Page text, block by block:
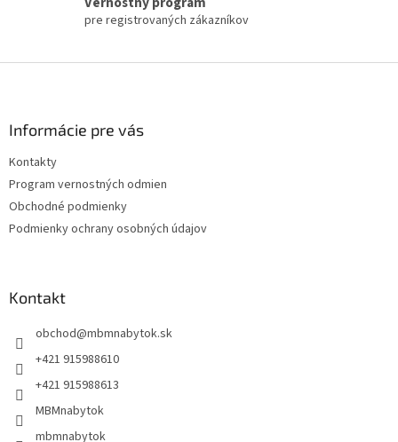
pre registrovaných zákazníkov
Informácie pre vás
Kontakty
Program vernostných odmien
Obchodné podmienky
Podmienky ochrany osobných údajov
Kontakt
obchod@mbmnabytok.sk
+421 915988610
+421 915988613
MBMnabytok
mbmnabytok